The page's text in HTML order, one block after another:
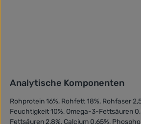
Analytische Komponenten
Rohprotein 16%, Rohfett 18%, Rohfaser
Feuchtigkeit 10%, Omega-3-Fettsäuren
Fettsäuren 2,8%, Calcium 0,65%,